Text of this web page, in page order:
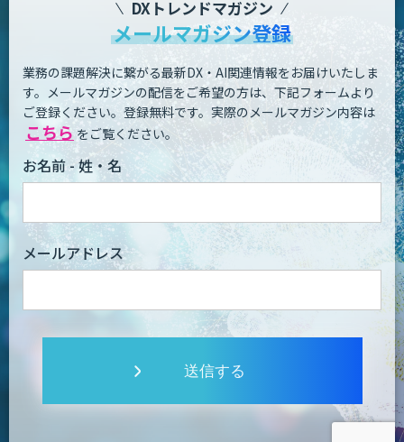
DXトレンドマガジン
メールマガジン登録
業務の課題解決に繋がる最新DX・AI関連情報をお届けいたしま
す。 メールマガジンの配信をご希望の方は、下記フォームより
ご登録ください。登録無料です。 実際のメールマガジン内容は
こちら をご覧ください。
お名前 - 姓・名
メールアドレス
送信する